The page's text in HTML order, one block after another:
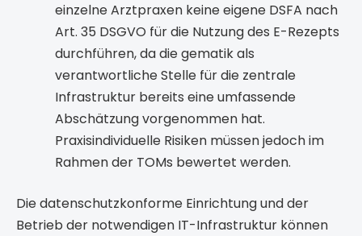
einzelne Arztpraxen keine eigene DSFA nach
Art. 35 DSGVO für die Nutzung des E-Rezepts
durchführen, da die gematik als
verantwortliche Stelle für die zentrale
Infrastruktur bereits eine umfassende
Abschätzung vorgenommen hat.
Praxisindividuelle Risiken müssen jedoch im
Rahmen der TOMs bewertet werden.
Die datenschutzkonforme Einrichtung und der
Betrieb der notwendigen IT-Infrastruktur können